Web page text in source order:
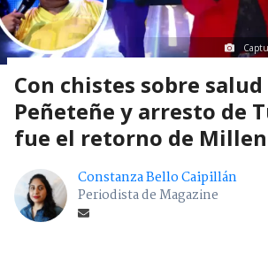
Con chistes sobre salud
Peñeteñe y arresto de
fue el retorno de
Constanza Bello Caipillán
Periodista de Magazine